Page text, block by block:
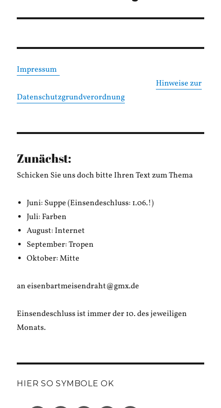
Impressum
Hinweise zur
Datenschutzgrundverordnung
Zunächst:
Schicken Sie uns doch bitte Ihren Text zum Thema
Juni: Suppe (Einsendeschluss: 1.06.!)
Juli: Farben
August: Internet
September: Tropen
Oktober: Mitte
an eisenbartmeisendraht@gmx.de
Einsendeschluss ist immer der 10. des jeweiligen
Monats.
HIER SO SYMBOLE OK